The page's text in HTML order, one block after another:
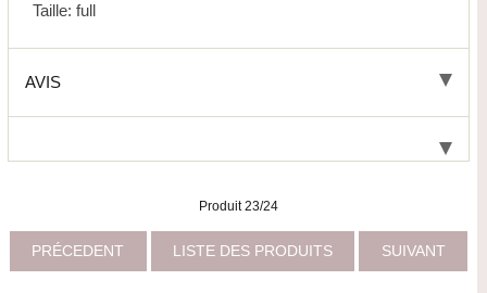
Taille: full
AVIS
Produit 23/24
PRÉCEDENT LISTE DES PRODUITS SUIVANT